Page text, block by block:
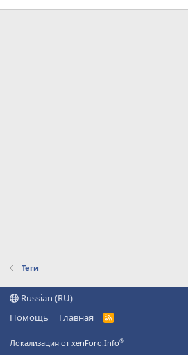
Теги
Russian (RU)
Помощь
Главная
R
Локализация от xenForo.Info®